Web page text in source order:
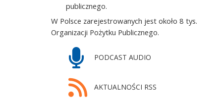
publicznego.
W Polsce zarejestrowanych jest około 8 tys.
Organizacji Pożytku Publicznego.
PODCAST AUDIO
AKTUALNOŚCI RSS